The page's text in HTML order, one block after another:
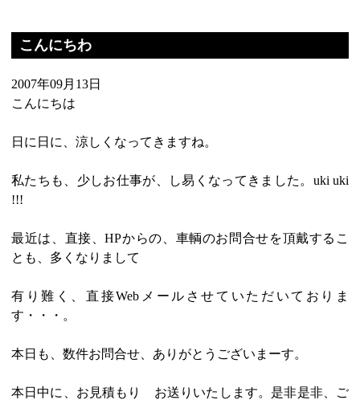
こんにちわ
2007年09月13日
こんにちは
日に日に、涼しくなってきますね。
私たちも、少しお仕事が、し易くなってきました。uki uki
!!!
最近は、直接、HPからの、車輌のお問合せを頂戴するこ
とも、多くなりまして
有り難く、直接Webメールさせていただいておりま
す・・・。
本日も、数件お問合せ、ありがとうございまーす。
本日中に、お見積もり お送りいたします。是非是非、ご